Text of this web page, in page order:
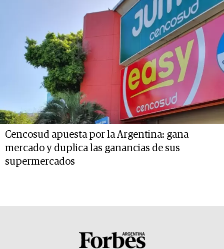
Cencosud apuesta por la Argentina: gana
mercado y duplica las ganancias de sus
supermercados